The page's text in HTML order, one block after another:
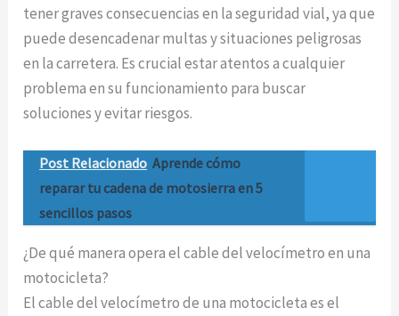
tener graves consecuencias en la seguridad vial, ya que
puede desencadenar multas y situaciones peligrosas
en la carretera. Es crucial estar atentos a cualquier
problema en su funcionamiento para buscar
soluciones y evitar riesgos.
Post Relacionado Aprende cómo
reparar tu cadena de motosierra en 5
sencillos pasos
¿De qué manera opera el cable del velocímetro en una
motocicleta?
El cable del velocímetro de una motocicleta es el